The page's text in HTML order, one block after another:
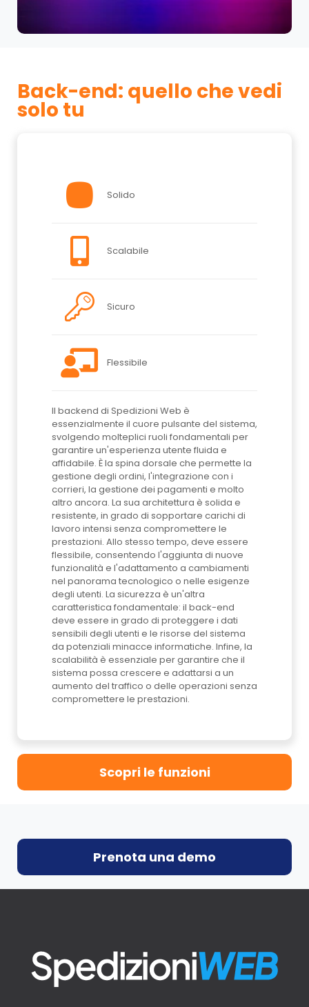
Back-end: quello che vedi
solo tu
Solido
Scalabile
Sicuro
Flessibile
Il backend di Spedizioni Web è
essenzialmente il cuore pulsante del sistema,
svolgendo molteplici ruoli fondamentali per
garantire un'esperienza utente fluida e
affidabile. È la spina dorsale che permette la
gestione degli ordini, l'integrazione con i
corrieri, la gestione dei pagamenti e molto
altro ancora. La sua architettura è solida e
resistente, in grado di sopportare carichi di
lavoro intensi senza compromettere le
prestazioni. Allo stesso tempo, deve essere
flessibile, consentendo l'aggiunta di nuove
funzionalità e l'adattamento a cambiamenti
nel panorama tecnologico o nelle esigenze
degli utenti. La sicurezza è un'altra
caratteristica fondamentale: il back-end
deve essere in grado di proteggere i dati
sensibili degli utenti e le risorse del sistema
da potenziali minacce informatiche. Infine, la
scalabilità è essenziale per garantire che il
sistema possa crescere e adattarsi a un
aumento del traffico o delle operazioni senza
compromettere le prestazioni.
Scopri le funzioni
Prenota una demo